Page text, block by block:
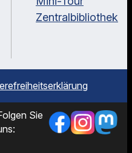
Zentralbibliothek
Sie